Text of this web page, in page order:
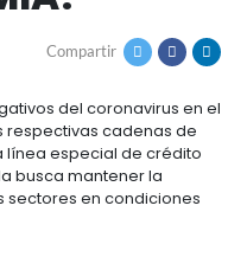
POR
EL